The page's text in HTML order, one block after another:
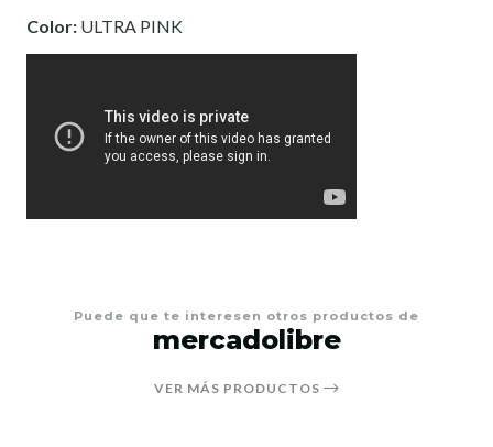
Color: ULTRA PINK
Puede que te interesen otros productos de
mercadolibre
VER MÁS PRODUCTOS